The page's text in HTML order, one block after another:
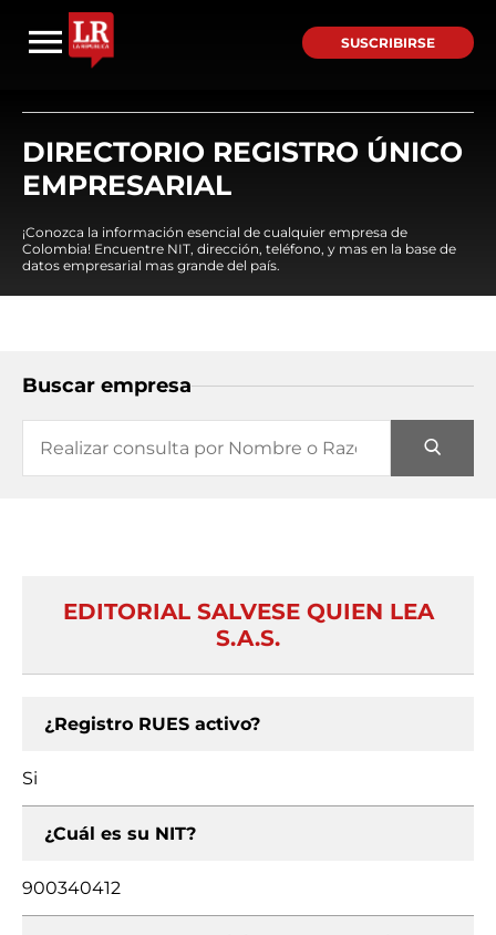
SUSCRIBIRSE
DIRECTORIO REGISTRO ÚNICO
EMPRESARIAL
¡Conozca la información esencial de cualquier empresa de
Colombia! Encuentre NIT, dirección, teléfono, y mas en la base de
datos empresarial mas grande del país.
Buscar empresa
EDITORIAL SALVESE QUIEN LEA
S.A.S.
¿Registro RUES activo?
Si
¿Cuál es su NIT?
900340412